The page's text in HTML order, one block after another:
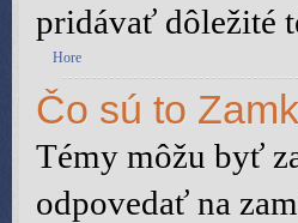
pridávať dôležité
Hore
Čo sú to
Témy môžu byť
odpovedať na